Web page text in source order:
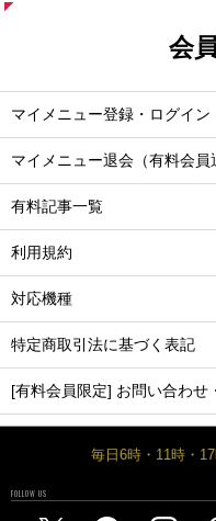
会
マイメニュー登録・ログイン
マイメニュー退会（有料会員
有料記事一覧
利用規約
対応機種
特定商取引法に基づく表記
[有料会員限定] お問い合わせ
毎日6時・11時・
FOLLOW US